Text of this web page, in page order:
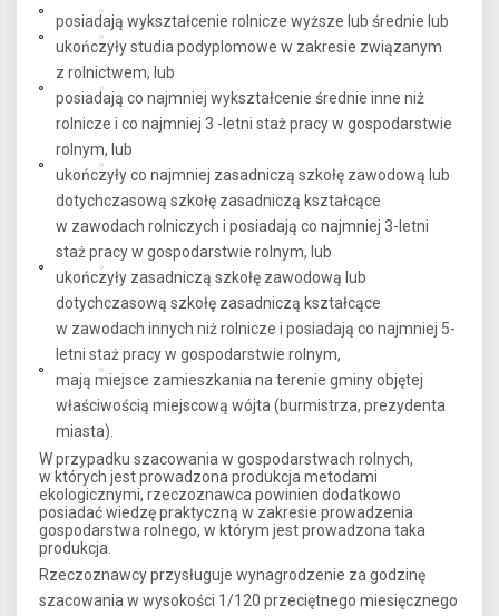
posiadają wykształcenie rolnicze wyższe lub średnie lub
ukończyły studia podyplomowe w zakresie związanym
z rolnictwem, lub
posiadają co najmniej wykształcenie średnie inne niż
rolnicze i co najmniej 3 -letni staż pracy w gospodarstwie
rolnym, lub
ukończyły co najmniej zasadniczą szkołę zawodową lub
dotychczasową szkołę zasadniczą kształcące
w zawodach rolniczych i posiadają co najmniej 3-letni
staż pracy w gospodarstwie rolnym, lub
ukończyły zasadniczą szkołę zawodową lub
dotychczasową szkołę zasadniczą kształcące
w zawodach innych niż rolnicze i posiadają co najmniej 5-
letni staż pracy w gospodarstwie rolnym,
mają miejsce zamieszkania na terenie gminy objętej
właściwością miejscową wójta (burmistrza, prezydenta
miasta).
W przypadku szacowania w gospodarstwach rolnych,
w których jest prowadzona produkcja metodami
ekologicznymi, rzeczoznawca powinien dodatkowo
posiadać wiedzę praktyczną w zakresie prowadzenia
gospodarstwa rolnego, w którym jest prowadzona taka
produkcja.
Rzeczoznawcy przysługuje wynagrodzenie za godzinę
szacowania w wysokości 1/120 przeciętnego miesięcznego